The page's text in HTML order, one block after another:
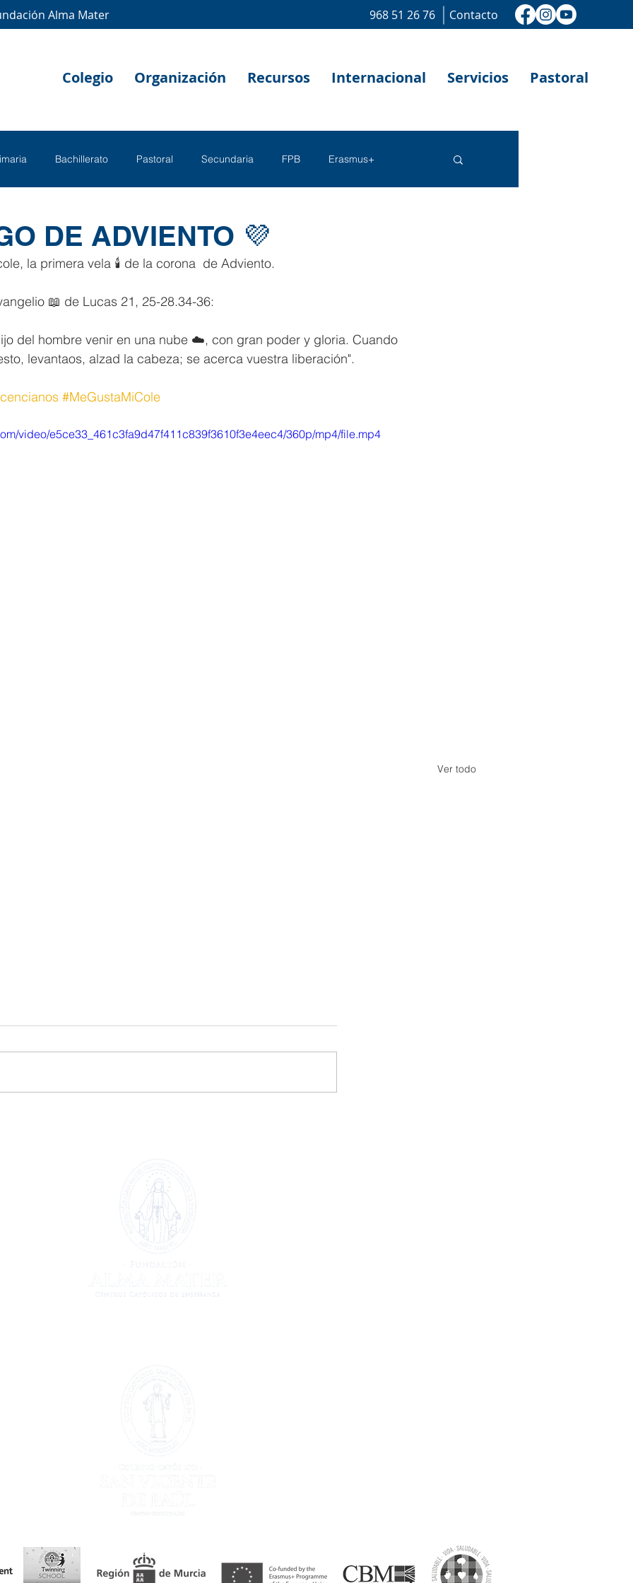
Alma Mater Contacto
968 51 26 76
Colegio Organización Recursos Internacional Servicios Pastoral
Bachillerato Pastoral Secundaria FPB Erasmus+
DE ADVIENTO 💜
la primera vela 🕯️ de la corona  de Adviento.
📖 de Lucas 21, 25-28.34-36:
del hombre venir en una nube ☁️, con gran poder y gloria. Cuando
levantaos, alzad la cabeza; se acerca vuestra liberación".
#MeGustaMiCole
video/e5ce33_461c3fa9d47f411c839f3610f3e4eec4/360p/mp4/file.mp4
Ver todo